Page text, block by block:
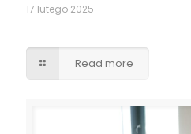
17 lutego 2025
Read more